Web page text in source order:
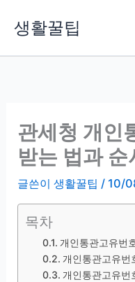
생활꿀팁
관세청 개인
받는 법과
글쓴이생활꿀팁 / 10/
목차
개인통관고유번
개인통관고유번
개인통관고유번